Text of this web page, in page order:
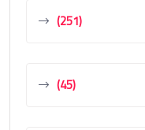
(251)
(45)